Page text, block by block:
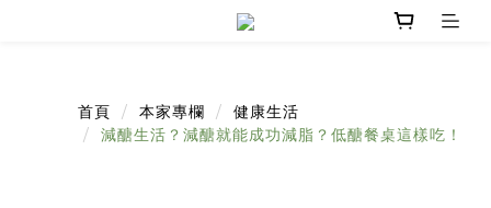
首頁 本家專欄
健康生活
減醣生活？減醣就能成功減脂？低醣餐桌這樣吃！